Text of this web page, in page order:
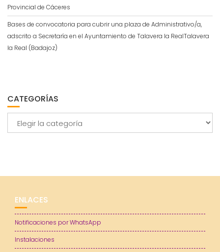
Provincial de Cáceres
Bases de convocatoria para cubrir una plaza de Administrativo/a,
adscrito a Secretaría en el Ayuntamiento de Talavera la RealTalavera
la Real (Badajoz)
CATEGORÍAS
ENLACES
Notificaciones por WhatsApp
Instalaciones